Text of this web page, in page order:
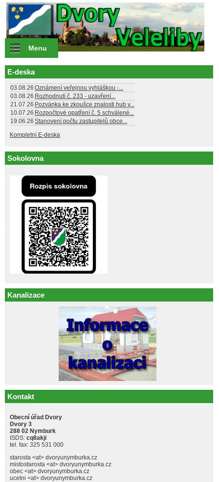
Přejít k hlavnímu obsahu
Menu
E-deska
03.08.26 Oznámení veřejnou vyhláškou -...
03.08.26 Rozhodnutí č. 233 - uzavření...
21.07.26 Pozvánka ke zkoušce znalosti hub v...
10.07.26 Rozpočtové opatření č. 5 schválené...
19.06.26 Stanovení počtu zastupitelů obce...
Kompletní E-deska
Sokolovna
Kanalizace
Kontakt
Obecní úřad Dvory
Dvory 3
288 02 Nymburk
ISDS: cq8akji
tel. fax: 325 531 000
starosta <at> dvoryunymburka.cz
mistostarosta <at> dvoryunymburka.cz
obec <at> dvoryunymburka.cz
ucetni <at> dvoryunymburka.cz